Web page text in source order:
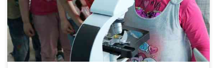
интеллектуально-игровыми методами